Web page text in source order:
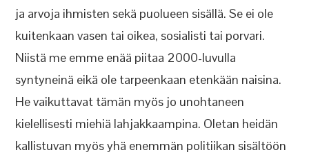
ja arvoja ihmisten sekä puolueen sisällä. Se ei ole
kuitenkaan vasen tai oikea, sosialisti tai porvari.
Niistä me emme enää piitaa 2000-luvulla
syntyneinä eikä ole tarpeenkaan etenkään naisina.
He vaikuttavat tämän myös jo unohtaneen
kielellisesti miehiä lahjakkaampina. Oletan heidän
kallistuvan myös yhä enemmän politiikan sisältöön